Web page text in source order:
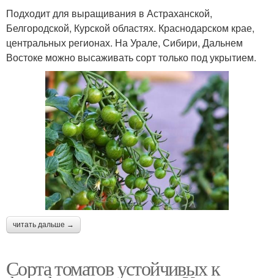
Подходит для выращивания в Астраханской,
Белгородской, Курской областях. Краснодарском крае,
центральных регионах. На Урале, Сибири, Дальнем
Востоке можно высаживать сорт только под укрытием.
читать дальше →
Сорта томатов устойчивых к